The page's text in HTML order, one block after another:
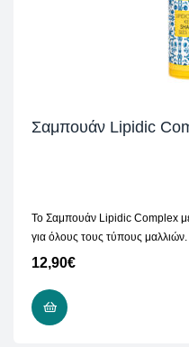
Σαμπουάν Lipidic
Το Σαμπουάν Lipidic Complex
για όλους τους τύπους μαλλιών.
12,90€